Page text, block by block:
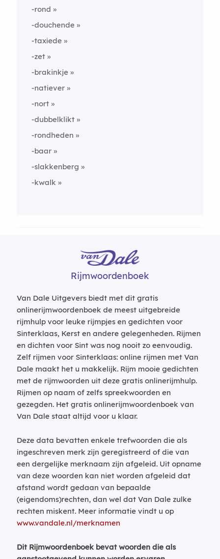
-rond
-douchende
-taxiede
-zet
-brakinkje
-natiever
-nort
-dubbelklikt
-rondheden
-baar
-slakkenberg
-kwalk
Rijmwoordenboek
Van Dale Uitgevers biedt met dit gratis
onlinerijmwoordenboek de meest uitgebreide
rijmhulp voor leuke rijmpjes en gedichten voor
Sinterklaas, Kerst en andere gelegenheden. Rijmen
en dichten voor Sint was nog nooit zo eenvoudig.
Zelf rijmen voor Sinterklaas: online rijmen met Van
Dale maakt het u makkelijk. Rijm mooie gedichten
met de rijmwoorden uit deze gratis onlinerijmhulp.
Rijmen op naam of zelfs spreekwoorden en
gezegden. Het gratis onlinerijmwoordenboek van
Van Dale staat altijd voor u klaar.
Deze data bevatten enkele trefwoorden die als
ingeschreven merk zijn geregistreerd of die van
een dergelijke merknaam zijn afgeleid. Uit opname
van deze woorden kan niet worden afgeleid dat
afstand wordt gedaan van bepaalde
(eigendoms)rechten, dan wel dat Van Dale zulke
rechten miskent. Meer informatie vindt u op
www.vandale.nl/merknamen
Dit Rijmwoordenboek bevat woorden die als